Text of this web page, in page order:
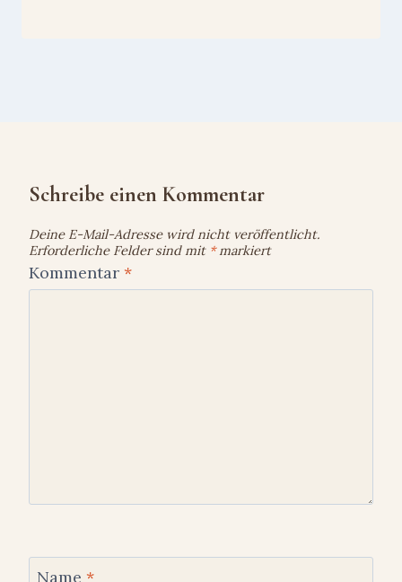
Schreibe einen Kommentar
Deine E-Mail-Adresse wird nicht veröffentlicht.
Erforderliche Felder sind mit *markiert
Kommentar *
Name *